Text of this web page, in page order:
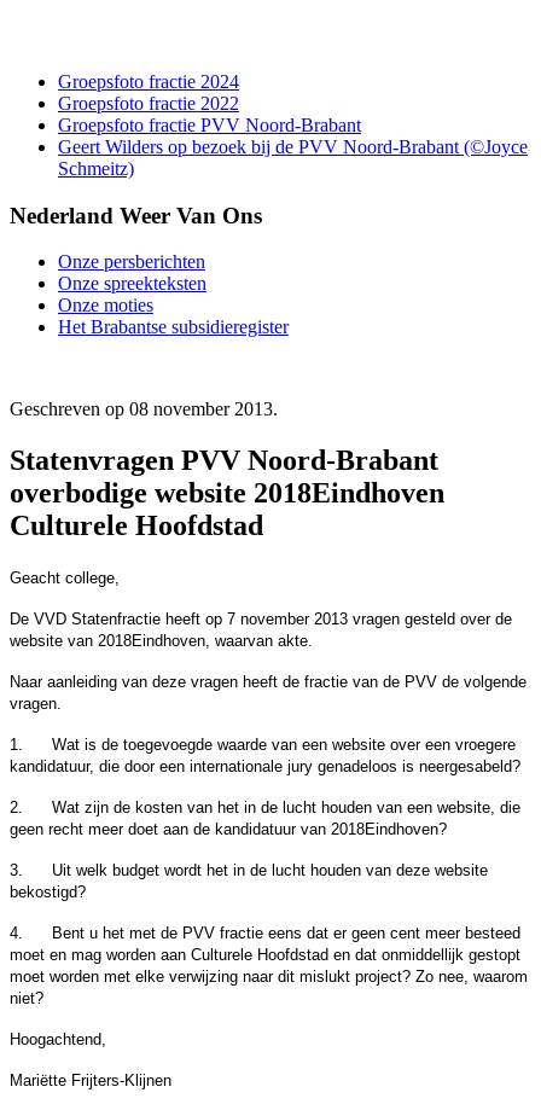
Groepsfoto fractie 2024
Groepsfoto fractie 2022
Groepsfoto fractie PVV Noord-Brabant
Geert Wilders op bezoek bij de PVV Noord-Brabant (©Joyce
Schmeitz)
Nederland Weer Van Ons
Onze persberichten
Onze spreekteksten
Onze moties
Het Brabantse subsidieregister
Geschreven op 08 november 2013.
Statenvragen PVV Noord-Brabant
overbodige website 2018Eindhoven
Geacht college,
De VVD Statenfractie heeft op 7 november 2013 vragen gesteld over de
website van 2018Eindhoven, waarvan akte.
Naar aanleiding van deze vragen heeft de fractie van de PVV de volgende
vragen.
Wat is de toegevoegde waarde van een website over een vroegere
kandidatuur, die door een internationale jury genadeloos is neergesabeld?
Wat zijn de kosten van het in de lucht houden van een website, die
geen recht meer doet aan de kandidatuur van 2018Eindhoven?
Uit welk budget wordt het in de lucht houden van deze website
bekostigd?
Bent u het met de PVV fractie eens dat er geen cent meer besteed
moet en mag worden aan Culturele Hoofdstad en dat onmiddellijk gestopt
moet worden met elke verwijzing naar dit mislukt project? Zo nee, waarom
niet?
Hoogachtend,
Mariëtte Frijters-Klijnen